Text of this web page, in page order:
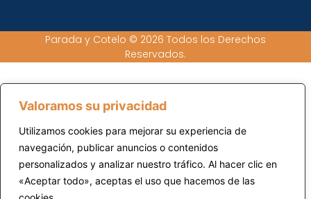
Valoramos su privacidad
Utilizamos cookies para mejorar su experiencia de
navegación, publicar anuncios o contenidos
personalizados y analizar nuestro tráfico. Al hacer clic en
«Aceptar todo», aceptas el uso que hacemos de las
Parada y Cotelo © 2026 Todos los Derechos
Reservados.